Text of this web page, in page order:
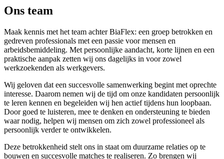
Ons team
Maak kennis met het team achter BiaFlex: een groep betrokken en
gedreven professionals met een passie voor mensen en
arbeidsbemiddeling. Met persoonlijke aandacht, korte lijnen en een
praktische aanpak zetten wij ons dagelijks in voor zowel
werkzoekenden als werkgevers.
Wij geloven dat een succesvolle samenwerking begint met oprechte
interesse. Daarom nemen wij de tijd om onze kandidaten persoonlijk
te leren kennen en begeleiden wij hen actief tijdens hun loopbaan.
Door goed te luisteren, mee te denken en ondersteuning te bieden
waar nodig, helpen wij mensen om zich zowel professioneel als
persoonlijk verder te ontwikkelen.
Deze betrokkenheid stelt ons in staat om duurzame relaties op te
bouwen en succesvolle matches te realiseren. Zo brengen wij